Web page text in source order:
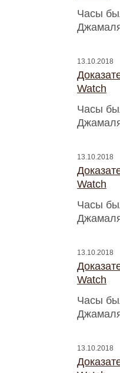
Часы
13.10.2018
Watch
Часы
13.10.2018
Watch
Часы
13.10.2018
Watch
Часы
13.10.2018